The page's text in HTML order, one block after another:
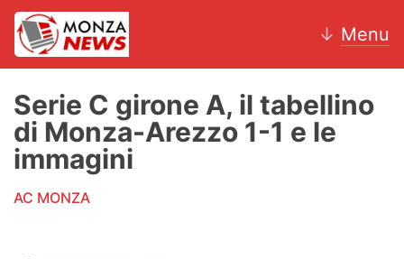
↓ Menu
News
AC Monza
Serie C girone A, il tabellino
di Monza-Arezzo 1-1 e le
immagini
AC MONZA